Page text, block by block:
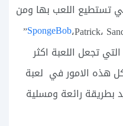
تستطيع اللعب بها ومن
SpongeBob،Patrick، Sandy”
تجعل اللعبة اكثر
هذه الامور في لعبة
بطريقة رائعة ومسلية